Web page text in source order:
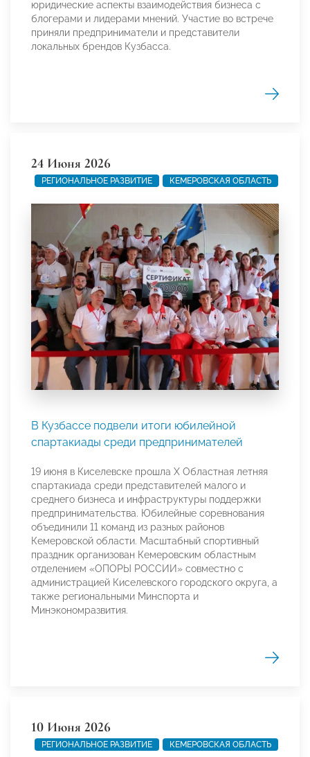
юридические аспекты взаимодействия бизнеса с
блогерами и лидерами мнений. Участие во встрече
приняли предприниматели и представители
локальных брендов Кузбасса.
24 Июня 2026
РЕГИОНАЛЬНОЕ РАЗВИТИЕ КЕМЕРОВСКАЯ ОБЛАСТЬ
В Кузбассе подвели итоги юбилейной
спартакиады среди предпринимателей
19 июня в Киселевске прошла X Областная летняя
спартакиада среди представителей малого и
среднего бизнеса и инфраструктуры поддержки
предпринимательства. Юбилейные соревнования
объединили 11 команд из разных районов
Кемеровской области. Масштабный спортивный
праздник организован Кемеровским областным
отделением «ОПОРЫ РОССИИ» совместно с
администрацией Киселевского городского округа, а
также региональными Минспорта и
Минэкономразвития.
10 Июня 2026
РЕГИОНАЛЬНОЕ РАЗВИТИЕ КЕМЕРОВСКАЯ ОБЛАСТЬ